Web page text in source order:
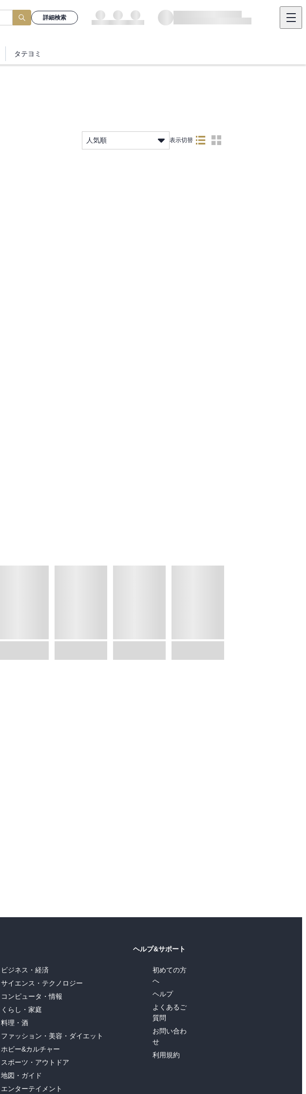
詳細検索
タテヨミ
人気順 表示切替
ビジネス・経済
サイエンス・テクノロジー
コンピュータ・情報
くらし・家庭
料理・酒
ファッション・美容・ダイエット
ホビー&カルチャー
スポーツ・アウトドア
地図・ガイド
エンターテイメント
ヘルプ&サポート
初めての方
へ
ヘルプ
よくあるご
質問
お問い合わ
せ
利用規約